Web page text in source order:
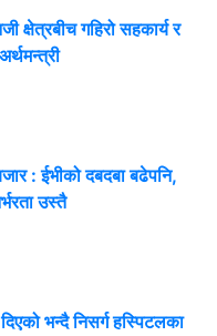
क्षेत्रबीच गहिरो सहकार्य र
: ईभीको दबदबा बढेपनि,
उस्तै
भन्दै निसर्ग हस्पिटलका